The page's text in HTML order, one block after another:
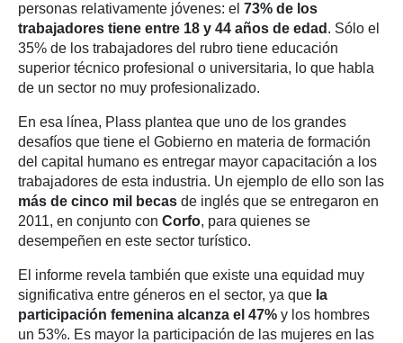
personas relativamente jóvenes: el 73% de los
trabajadores tiene entre 18 y 44 años de edad . Sólo el
35% de los trabajadores del rubro tiene educación
superior técnico profesional o universitaria, lo que habla
de un sector no muy profesionalizado.
En esa línea, Plass plantea que uno de los grandes
desafíos que tiene el Gobierno en materia de formación
del capital humano es entregar mayor capacitación a los
trabajadores de esta industria. Un ejemplo de ello son las
más de cinco mil becas de inglés que se entregaron en
2011, en conjunto con Corfo, para quienes se
desempeñen en este sector turístico.
El informe revela también que existe una equidad muy
significativa entre géneros en el sector, ya que la
participación femenina alcanza el 47% y los hombres
un 53%. Es mayor la participación de las mujeres en las